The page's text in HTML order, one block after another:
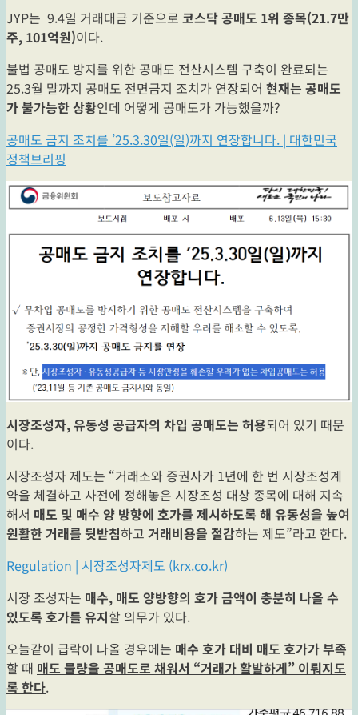
JYP는 9.4일 거래대금 기준으로 코스닥 공매도 1위 종목(21.7만
주, 101억원)이다.
불법 공매도 방지를 위한 공매도 전산시스템 구축이 완료되는
25.3월 말까지 공매도 전면금지 조치가 연장되어 현재는 공매도
가 불가능한 상황인데 어떻게 공매도가 가능했을까?
공매도 금지 조치를 ’25.3.30일(일)까지 연장합니다. | 대한민국
정책브리핑
시장조성자, 유동성 공급자의 차입 공매도는 허용되어 있기 때문
이다.
시장조성자 제도는 “거래소와 증권사가 1년에 한 번 시장조성계
약을 체결하고 사전에 정해놓은 시장조성 대상 종목에 대해 지속
해서 매도 및 매수 양 방향에 호가를 제시하도록 해 유동성을 높여
원활한 거래를 뒷받침하고 거래비용을 절감하는 제도”라고 한다.
Regulation | 시장조성자제도 (krx.co.kr)
시장 조성자는 매수, 매도 양방향의 호가 금액이 충분히 나올 수
있도록 호가를 유지할 의무가 있다.
오늘같이 급락이 나올 경우에는 매수 호가 대비 매도 호가가 부족
할 때 매도 물량을 공매도로 채워서 “거래가 활발하게” 이뤄지도
록 한다.